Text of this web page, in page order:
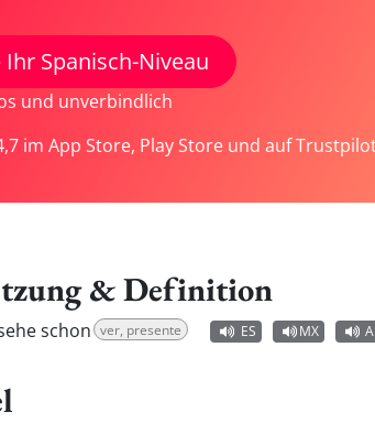
Ihr Spanisch-Niveau
und unverbindlich
im App Store, Play Store und auf
& Definition
schon ver, presente ES MX